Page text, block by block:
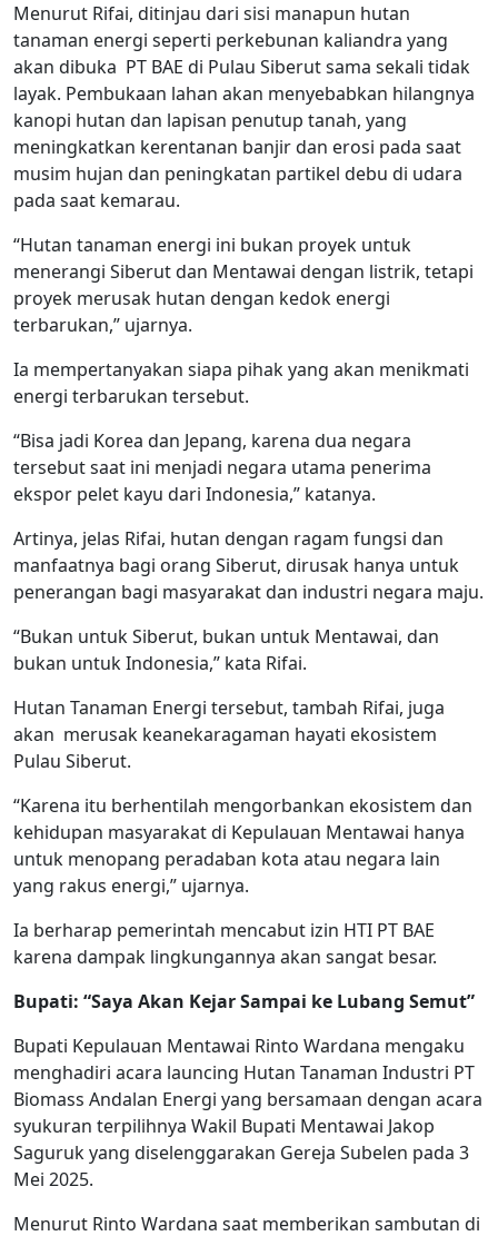
Menurut Rifai, ditinjau dari sisi manapun hutan
tanaman energi seperti perkebunan kaliandra yang
akan dibuka PT BAE di Pulau Siberut sama sekali tidak
layak. Pembukaan lahan akan menyebabkan hilangnya
kanopi hutan dan lapisan penutup tanah, yang
meningkatkan kerentanan banjir dan erosi pada saat
musim hujan dan peningkatan partikel debu di udara
pada saat kemarau.
“Hutan tanaman energi ini bukan proyek untuk
menerangi Siberut dan Mentawai dengan listrik, tetapi
proyek merusak hutan dengan kedok energi
terbarukan,” ujarnya.
Ia mempertanyakan siapa pihak yang akan menikmati
energi terbarukan tersebut.
“Bisa jadi Korea dan Jepang, karena dua negara
tersebut saat ini menjadi negara utama penerima
ekspor pelet kayu dari Indonesia,” katanya.
Artinya, jelas Rifai, hutan dengan ragam fungsi dan
manfaatnya bagi orang Siberut, dirusak hanya untuk
penerangan bagi masyarakat dan industri negara maju.
“Bukan untuk Siberut, bukan untuk Mentawai, dan
bukan untuk Indonesia,” kata Rifai.
Hutan Tanaman Energi tersebut, tambah Rifai, juga
akan merusak keanekaragaman hayati ekosistem
Pulau Siberut.
“Karena itu berhentilah mengorbankan ekosistem dan
kehidupan masyarakat di Kepulauan Mentawai hanya
untuk menopang peradaban kota atau negara lain
yang rakus energi,” ujarnya.
Ia berharap pemerintah mencabut izin HTI PT BAE
karena dampak lingkungannya akan sangat besar.
Bupati: “Saya Akan Kejar Sampai ke Lubang Semut”
Bupati Kepulauan Mentawai Rinto Wardana mengaku
menghadiri acara launcing Hutan Tanaman Industri PT
Biomass Andalan Energi yang bersamaan dengan acara
syukuran terpilihnya Wakil Bupati Mentawai Jakop
Saguruk yang diselenggarakan Gereja Subelen pada 3
Mei 2025.
Menurut Rinto Wardana saat memberikan sambutan di